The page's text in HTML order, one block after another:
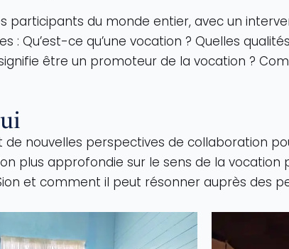
participants du monde entier, avec un
: Qu’est-ce qu’une vocation ? Quelles
être un promoteur de la vocation ?
nouvelles perspectives de collaboration
plus approfondie sur le sens de la
et comment il peut résonner auprès des